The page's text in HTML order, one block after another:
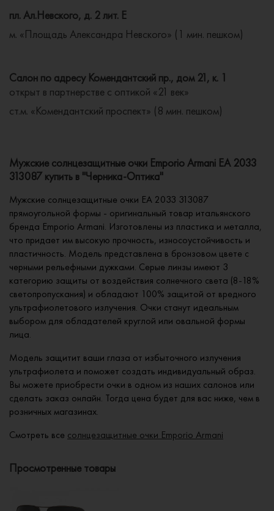
пл. Ал.Невского, д. 2 лит. Е
м. «Площадь Александра Невского» (1 мин. пешком)
Салон по адресу Комендантский пр., дом 21, к. 1
открыт в партнерстве с оптикой «21 век»
ст.м. «Комендантский проспект» (8 мин. пешком)
Мужские солнцезащитные очки Emporio Armani EA 2033
313087 купить в "Черника-Оптика"
Мужские солнцезащитные очки EA 2033 313087
прямоугольной формы - оригинальный товар итальянского
бренда Emporio Armani. Изготовлены из пластика и металла,
что придает им высокую прочность, износоустойчивость и
пластичность. Модель представлена в бронзовом цвете с
черными рельефными дужками. Серые линзы имеют 3
категорию защиты от воздействия солнечного света (8-18%
светопропускания) и обладают 100% защитой от вредного
ультрафиолетового излучения. Очки станут идеальным
выбором для обладателей круглой или овальной формы
лица.
Модель защитит ваши глаза от избыточного излучения
ультрафиолета и поможет создать индивидуальный образ.
Вы можете приобрести очки в одном из наших салонов или
сделать заказ онлайн. Тогда цена будет для вас ниже, чем в
розничных магазинах.
Смотреть все солнцезащитные очки Emporio Armani
Просмотренные товары